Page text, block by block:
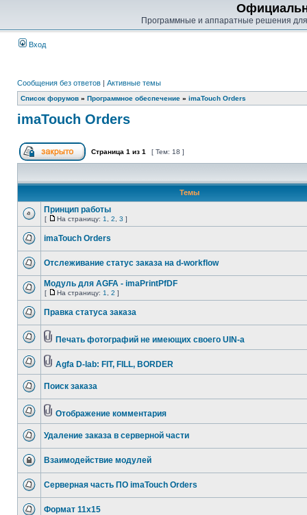
Программные и аппаратные решения
Вход
Сообщения без ответов | Активные темы
Список форумов » Программное обеспечение » imaTouch Orders
imaTouch Orders
Страница 1 из 1 [ Тем: 18 ]
Темы
Принцип работы
[ На страницу: 1 2 3 ]
imaTouch Orders
Отслеживание статус заказа на d-workflow
Модуль для AGFA - imaPrintPfDF
[ На страницу: 1 2 ]
Правка статуса заказа
Печать фотографий не имеющих своего UIN-а
Agfa D-lab: FIT, FILL, BORDER
Поиск заказа
Отображение комментария
Удаление заказа в серверной части
Взаимодействие модулей
Серверная часть ПО imaTouch Orders
Формат 11х15